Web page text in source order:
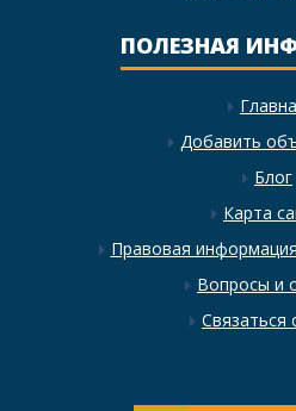
ПОЛЕЗНАЯ
Добавить
Блог
Карта
Правовая
Вопросы и
Связаться